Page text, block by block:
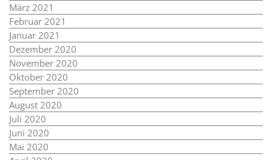
März 2021
Februar 2021
Januar 2021
Dezember 2020
November 2020
Oktober 2020
September 2020
August 2020
Juli 2020
Juni 2020
Mai 2020